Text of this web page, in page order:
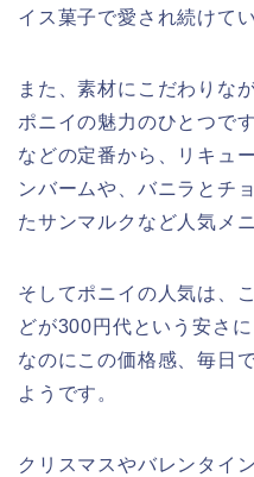
イス菓子で愛され続けて
また、素材にこだわりな
ポニイの魅力のひとつで
などの定番から、リキュ
ンバームや、バニラとチ
たサンマルクなど人気メ
そしてポニイの人気は、
どが300円代という安さ
なのにこの価格感、毎日
ようです。
クリスマスやバレンタイ